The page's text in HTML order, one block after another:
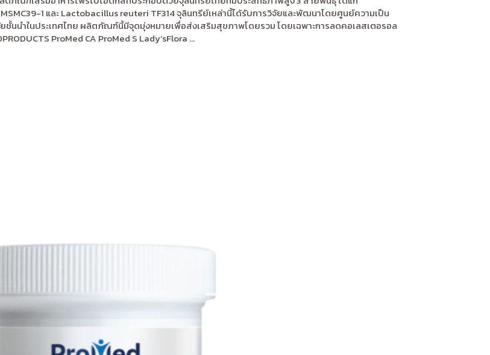
1 และ Lactobacillus reuteri TF314 จุลินทรีย์เหล่านี้ได้รับการวิจัยและพัฒนาโดยศูนย์ความเป็น
นำในประเทศไทย ผลิตภัณฑ์นี้มีจุดมุ่งหมายเพื่อส่งเสริมสุขภาพโดยรวม โดยเฉพาะการลดคอเลสเตอรอล
ProMed CA ProMed S Lady’sFlora ...